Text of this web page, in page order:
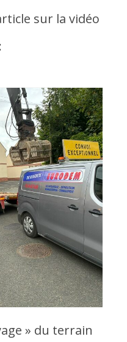
sur la vidéo
» du terrain